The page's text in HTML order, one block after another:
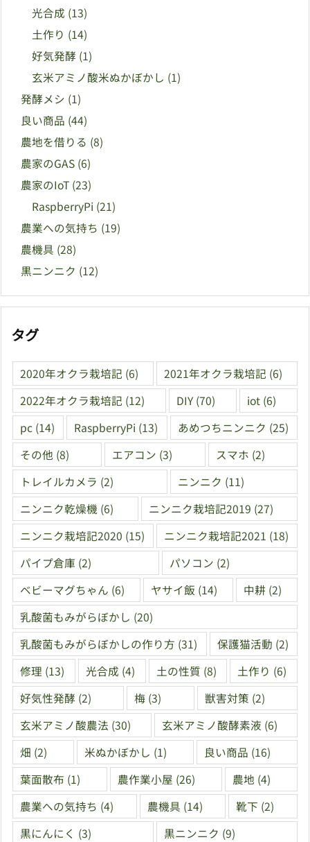
光合成 (13)
土作り (14)
好気発酵 (1)
玄米アミノ酸米ぬかぼかし (1)
発酵メシ (1)
良い商品 (44)
農地を借りる (8)
農家のGAS (6)
農家のIoT (23)
RaspberryPi (21)
農業への気持ち (19)
農機具 (28)
黒ニンニク (12)
タグ
2020年オクラ栽培記 (6) 2021年オクラ栽培記 (6)
2022年オクラ栽培記 (12) DIY (70) iot (6)
pc (14) RaspberryPi (13) あめつちニンニク (25)
その他 (8) エアコン (3) スマホ (2)
トレイルカメラ (2) ニンニク (11)
ニンニク乾燥機 (6) ニンニク栽培記2019 (27)
ニンニク栽培記2020 (15) ニンニク栽培記2021 (18)
パイプ倉庫 (2) パソコン (2)
ベビーマグちゃん (6) ヤサイ飯 (14) 中耕 (2)
乳酸菌もみがらぼかし (20)
乳酸菌もみがらぼかしの作り方 (31) 保護猫活動 (2)
修理 (13) 光合成 (4) 土の性質 (8) 土作り (6)
好気性発酵 (2) 梅 (3) 獣害対策 (2)
玄米アミノ酸農法 (30) 玄米アミノ酸酵素液 (6)
畑 (2) 米ぬかぼかし (1) 良い商品 (16)
葉面散布 (1) 農作業小屋 (26) 農地 (4)
農業への気持ち (4) 農機具 (14) 靴下 (2)
黒にんにく (3) 黒ニンニク (9)